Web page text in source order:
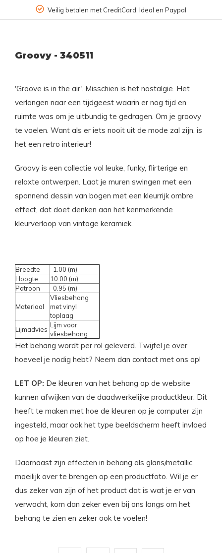
Veilig betalen met CreditCard, Ideal en Paypal
Groovy - 340511
'Groove is in the air'. Misschien is het nostalgie. Het
verlangen naar een tijdgeest waarin er nog tijd en
ruimte was om je uitbundig te gedragen. Om je groovy
te voelen. Want als er iets nooit uit de mode zal zijn, is
het een retro interieur!
Groovy is een collectie vol leuke, funky, flirterige en
relaxte ontwerpen. Laat je muren swingen met een
spannend dessin van bogen met een kleurrijk ombre
effect, dat doet denken aan het kenmerkende
kleurverloop van vintage keramiek.
Breedte
1.00 (m)
Hoogte
10.00 (m)
Patroon
0.95 (m)
Materiaal
Vliesbehang
met vinyl
toplaag
Lijmadvies
Lijm voor
vliesbehang
Het behang wordt per rol geleverd. Twijfel je over
hoeveel je nodig hebt? Neem dan contact met ons op!
LET OP: De kleuren van het behang op de website
kunnen afwijken van de daadwerkelijke productkleur. Dit
heeft te maken met hoe de kleuren op je computer zijn
ingesteld, maar ook het type beeldscherm heeft invloed
op hoe je kleuren ziet.
Daarnaast zijn effecten in behang als glans/metallic
moeilijk over te brengen op een productfoto. Wil je er
dus zeker van zijn of het product dat is wat je er van
verwacht, kom dan zeker even bij ons langs om het
behang te zien en zeker ook te voelen!